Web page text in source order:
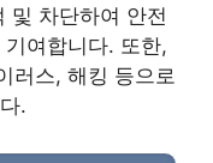
및 차단하여 안전
여합니다. 또한,
러스, 해킹 등으로
.